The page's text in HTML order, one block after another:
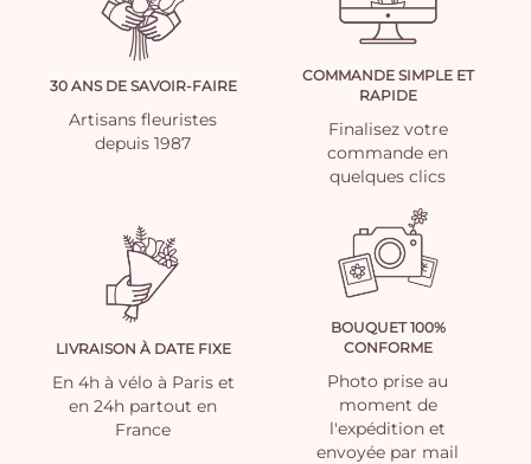
30 ANS DE SAVOIR-FAIRE
Artisans fleuristes
depuis 1987
COMMANDE SIMPLE ET
RAPIDE
Finalisez votre
commande en
quelques clics
LIVRAISON À DATE FIXE
En 4h à vélo à Paris et
en 24h partout en
France
BOUQUET 100%
CONFORME
Photo prise au
moment de
l'expédition et
envoyée par mail